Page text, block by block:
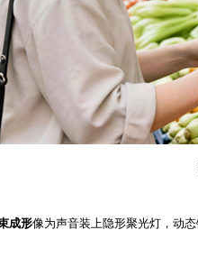
成形像为声音装上隐形聚光灯，动